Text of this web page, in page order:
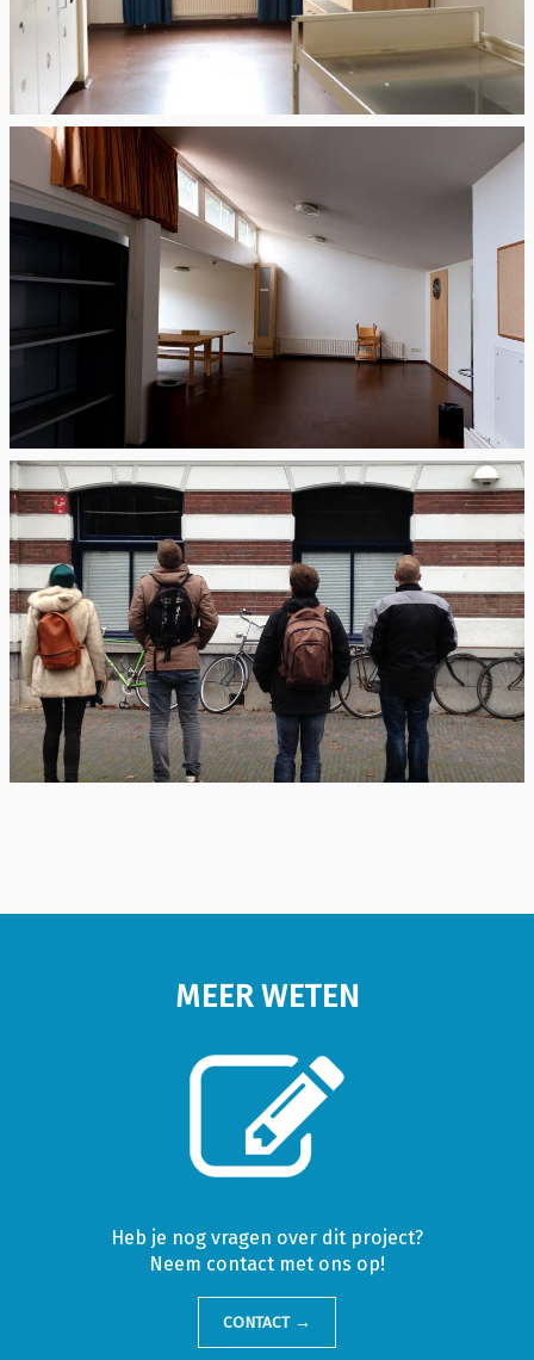
MEER WETEN
Heb je nog vragen over dit project?
Neem contact met ons op!
CONTACT →